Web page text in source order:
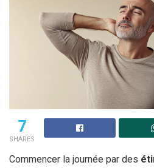
7
SHARES
Commencer la journée par des